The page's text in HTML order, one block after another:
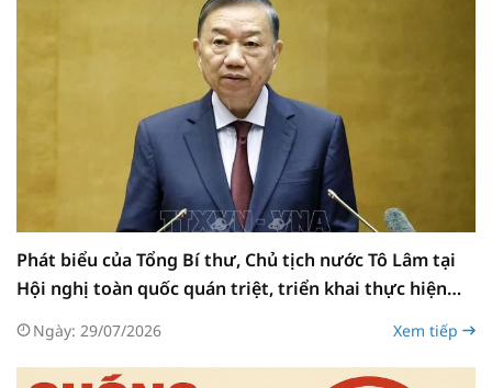
Phát biểu của Tổng Bí thư, Chủ tịch nước Tô Lâm tại
Hội nghị toàn quốc quán triệt, triển khai thực hiện
Ngày: 29/07/2026 Xem tiếp